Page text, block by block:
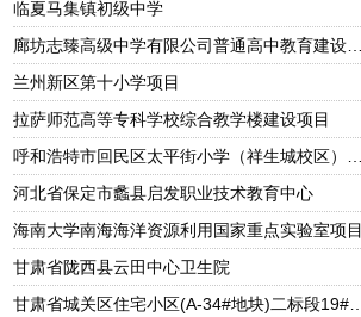
临夏马集镇初级中学
兰州新区第十小学项目
拉萨师范高等专科学校综合教学楼建设项目
河北省保定市蠡县启发职业技术教育中心
海南大学南海海洋资源利用国家重点实验室项目
甘肃省陇西县云田中心卫生院